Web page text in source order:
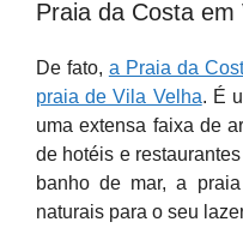
Praia da Costa em
De fato, a Praia da
praia de Vila Velha. É
uma extensa faixa de
de hotéis e
banho de mar, a
naturais para o seu